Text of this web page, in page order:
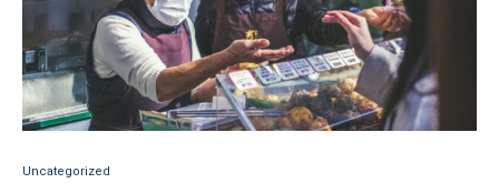
Uncategorized